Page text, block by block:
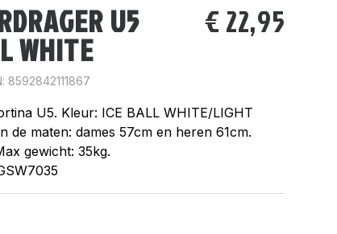
U5
WHITE
€ 22,95
8592842111867
U5. Kleur: ICE BALL WHITE/LIGHT
de maten: dames 57cm en heren 61cm.
gewicht: 35kg.